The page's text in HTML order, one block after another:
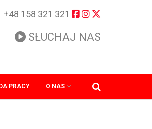
+48 158 321 321
SŁUCHAJ NAS
PRACY O NAS